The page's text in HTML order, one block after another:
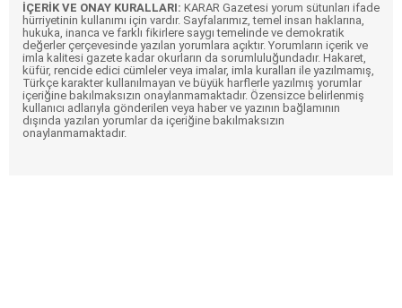
İÇERİK VE ONAY KURALLARI: KARAR Gazetesi yorum sütunları ifade
hürriyetinin kullanımı için vardır. Sayfalarımız, temel insan haklarına,
hukuka, inanca ve farklı fikirlere saygı temelinde ve demokratik
değerler çerçevesinde yazılan yorumlara açıktır. Yorumların içerik ve
imla kalitesi gazete kadar okurların da sorumluluğundadır. Hakaret,
küfür, rencide edici cümleler veya imalar, imla kuralları ile yazılmamış,
Türkçe karakter kullanılmayan ve büyük harflerle yazılmış yorumlar
içeriğine bakılmaksızın onaylanmamaktadır. Özensizce belirlenmiş
kullanıcı adlarıyla gönderilen veya haber ve yazının bağlamının
dışında yazılan yorumlar da içeriğine bakılmaksızın
onaylanmamaktadır.